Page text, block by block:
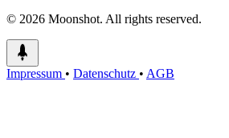
© 2026 Moonshot. All rights reserved.
Impressum • Datenschutz • AGB